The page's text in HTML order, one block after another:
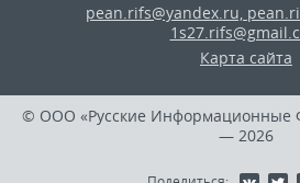
pean.rifs@yandex.ru,
Карта сайта
© ООО «Русские Информационные
— 2026